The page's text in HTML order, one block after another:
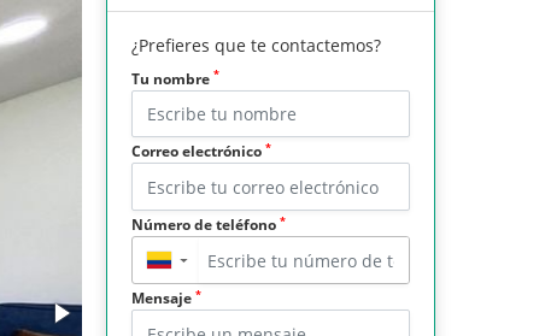
¿Prefieres que te contactemos?
Tu nombre *
Correo electrónico *
Número de teléfono *
▼
Mensaje *